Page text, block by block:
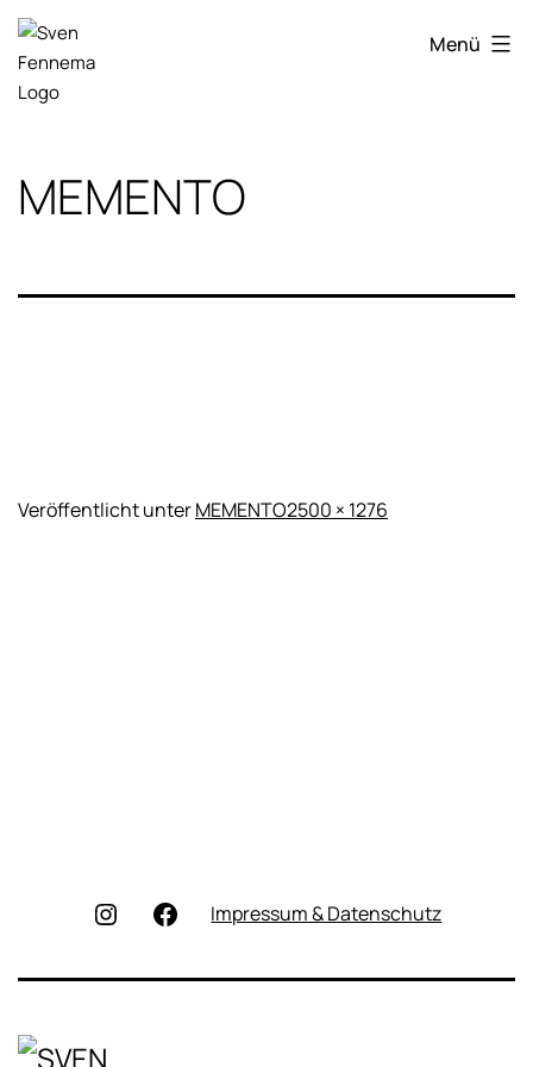
Zum
Inhalt
springen
Sven
Fennema
Fotografie
Menü
MEMENTO
Veröffentlicht unterMEMENTOOriginalgröße
2500 × 1276
InstagramFacebook
Impressum & Datenschutz